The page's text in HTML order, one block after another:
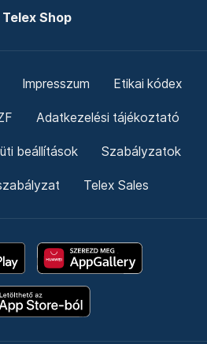
Telex Shop
Impresszum Etikai kódex
Adatkezelési tájékoztató
beállítások Szabályzatok
Telex Sales